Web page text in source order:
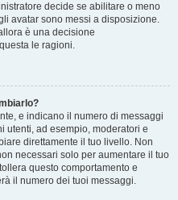
decide se abilitare o meno
avatar sono messi a disposizione.
è una decisione
le ragioni.
e indicano il numero di messaggi
utenti, ad esempio, moderatori e
direttamente il tuo livello. Non
necessari solo per aumentare il tuo
questo comportamento e
il numero dei tuoi messaggi.